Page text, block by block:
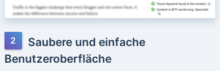
Saubere und einfache
Benutzeroberfläche